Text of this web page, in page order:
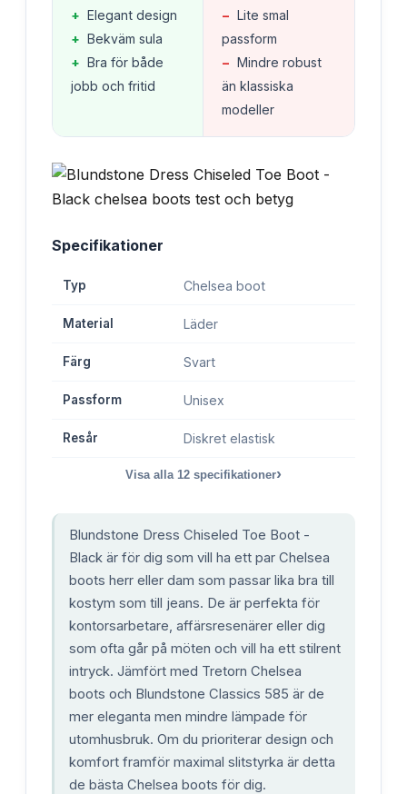
+ Elegant design
+ Bekväm sula
+ Bra för både
jobb och fritid
− Lite smal
passform
− Mindre robust
än klassiska
modeller
Specifikationer
Typ Chelsea boot
Material Läder
Färg Svart
Passform Unisex
Resår Diskret elastisk
Visa alla 12 specifikationer›
Blundstone Dress Chiseled Toe Boot -
Black är för dig som vill ha ett par Chelsea
boots herr eller dam som passar lika bra till
kostym som till jeans. De är perfekta för
kontorsarbetare, affärsresenärer eller dig
som ofta går på möten och vill ha ett stilrent
intryck. Jämfört med Tretorn Chelsea
boots och Blundstone Classics 585 är de
mer eleganta men mindre lämpade för
utomhusbruk. Om du prioriterar design och
komfort framför maximal slitstyrka är detta
de bästa Chelsea boots för dig.